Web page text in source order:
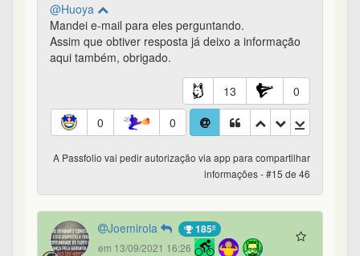
@Huoya
Mandei e-mail para eles perguntando.
Assim que obtiver resposta já deixo a informação
aqui também, obrigado.
13
0
0
0
A Passfolio vai pedir autorização via app para compartilhar
informações - #15 de 46
Joemirola 185º
em 13/09/2021 16:26